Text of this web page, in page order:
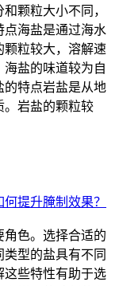
颗粒大小不同，
点海盐是通过海水
颗粒较大，溶解速
盐的味道较为自
的特点岩盐是从地
。岩盐的颗粒较
提升腌制效果？
色。选择合适的
型的盐具有不同
这些特性有助于选